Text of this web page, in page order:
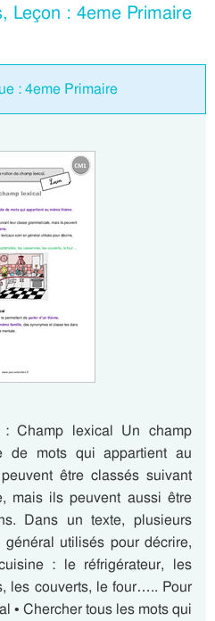
Leçon : 4eme Primaire
: 4eme Primaire
Champ lexical Un champ
de mots qui appartient au
être classés suivant
mais ils peuvent aussi être
Dans un texte, plusieurs
utilisés pour décrire,
: le réfrigérateur, les
les couverts, le four….. Pour
• Chercher tous les mots qui